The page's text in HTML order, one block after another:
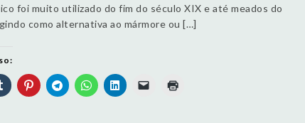
foi muito utilizado do fim do século XIX e até meados do
como alternativa ao mármore ou […]